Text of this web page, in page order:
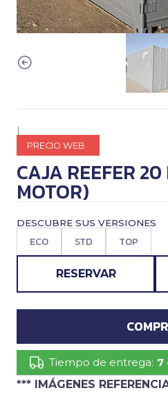
|
PRECIO WEB
CAJA REEFER 20
MOTOR)
DESCUBRE SUS VERSIONES
ECO STD TOP
RESERVAR
Tiempo de entrega: 7
*** IMÁGENES